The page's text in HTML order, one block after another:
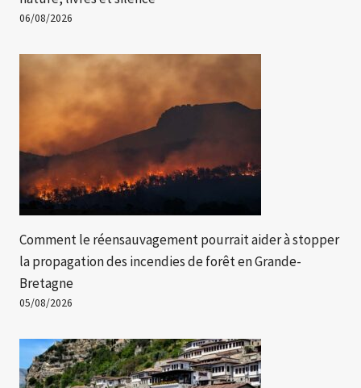
06/08/2026
Comment le réensauvagement pourrait aider à stopper
la propagation des incendies de forêt en Grande-
Bretagne
05/08/2026